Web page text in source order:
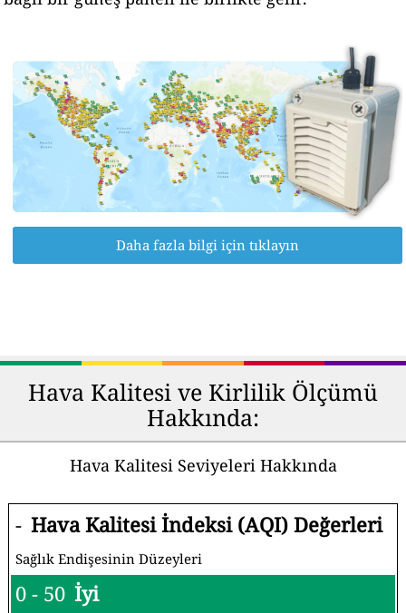
Daha fazla bilgi için tıklayın
Hava Kalitesi ve Kirlilik Ölçümü
Hakkında:
Hava Kalitesi Seviyeleri Hakkında
- Hava Kalitesi İndeksi (AQI) Değerleri
Sağlık Endişesinin Düzeyleri
0 - 50 İyi